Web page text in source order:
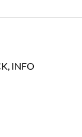
INFO